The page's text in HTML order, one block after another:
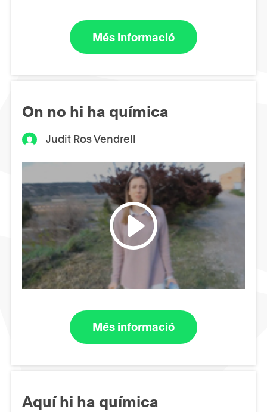
Més informació
On no hi ha química
Judit Ros Vendrell
Més informació
Aquí hi ha química